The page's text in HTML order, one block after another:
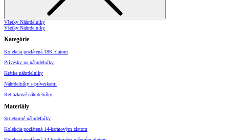
Všetky Náhrdelníky
Všetky Náhrdelníky
Kategórie
Kolekcia pozlátená 18K zlatom
Prívesky na náhrdelníky
Krátke náhrdelníky
Náhrdelníky s príveskami
Retiazkové náhrdelníky
Materiály
Strieborné náhrdelníky
Kolekcia pozlátená 14-karátovým zlatom